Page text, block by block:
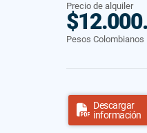
Precio de alquiler
Pesos Colombianos
Descargar
información